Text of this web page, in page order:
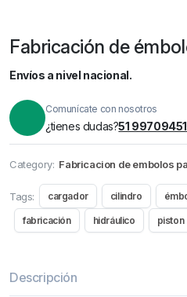
Fabricación de
Envíos a nivel nacional.
Comunícate con nosotros
¿tienes dudas?51
Category: Fabricacion de embolos
Tags: cargador cilindro
fabricación hidráulico piston
Descripción